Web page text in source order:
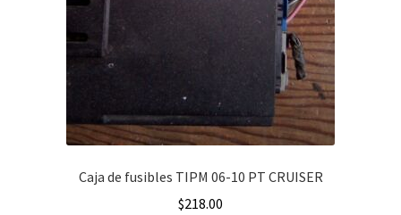
Caja de fusibles TIPM 06-10 PT CRUISER
$218.00